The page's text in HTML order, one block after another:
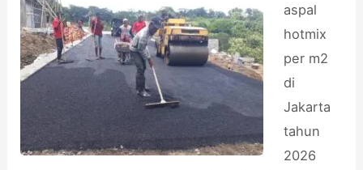
aspal
hotmix
per m2
di
Jakarta
tahun
2026